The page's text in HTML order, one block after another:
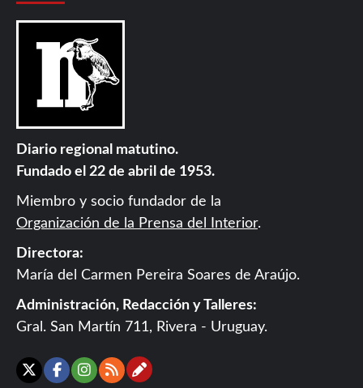
Diario regional matutino.
Fundado el 22 de abril de 1953.
Miembro y socio fundador de la
Organización de la Prensa del Interior.
Directora:
María del Carmen Pereira Soares de Araújo.
Administración, Redacción y Talleres:
Gral. San Martín 711, Rivera - Uruguay.
X Facebook
Instagram
RSSContáctanos